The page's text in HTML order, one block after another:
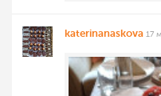
katerinanaskova 17